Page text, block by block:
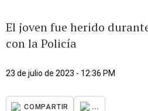
El joven fue herido
con la Policía
23 de julio de 2023 - 12:36 PM
COMPARTIR ...